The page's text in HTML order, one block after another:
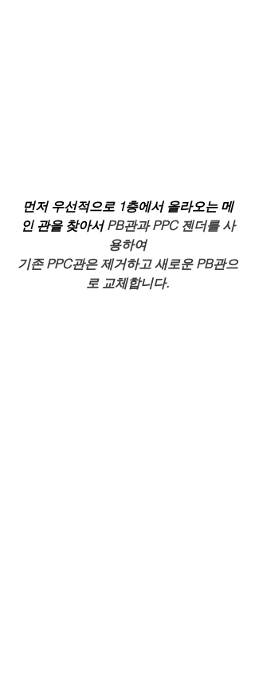
먼저 우선적으로 1층에서 올라오는 메
인 관을 찾아서 PB관과 PPC 젠더를 사
용하여
기존 PPC관은 제거하고 새로운 PB관으
로 교체합니다.